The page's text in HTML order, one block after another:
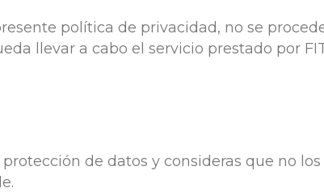
política de privacidad, no se
llevar a cabo el servicio prestado por
de datos y consideras que no